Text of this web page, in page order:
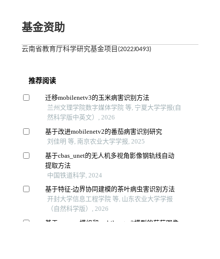
基金资助
云南省教育厅科学研究基金项目(2022J0493)